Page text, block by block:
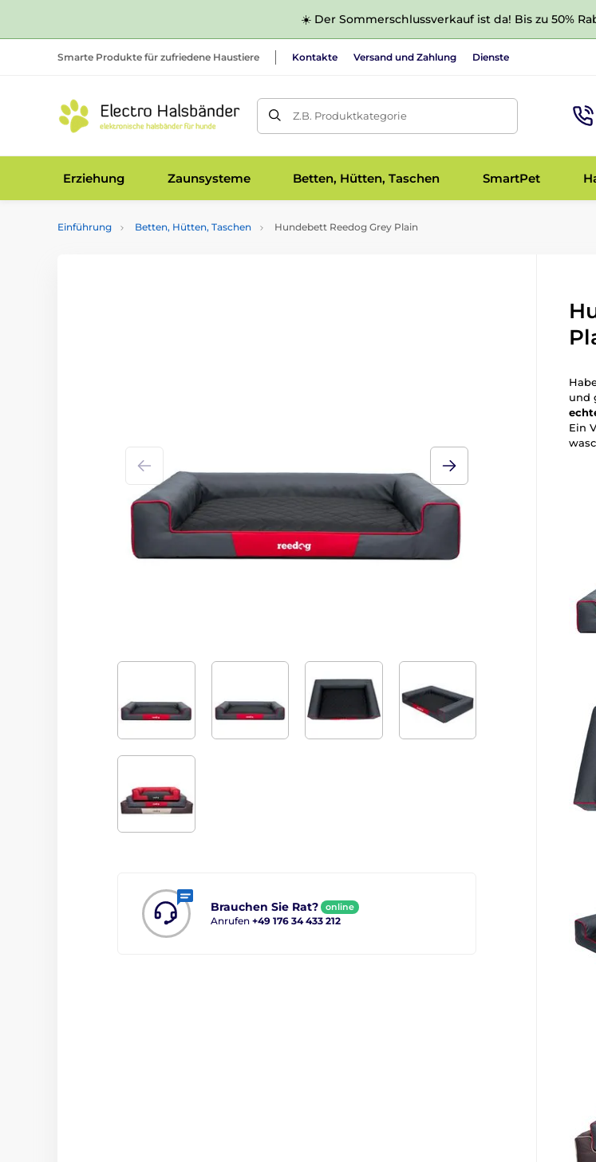
☀️ Der Sommerschlussverkauf ist da! Bis zu 50%
Smarte Produkte für zufriedene Haustiere Kontakte Versand und Zahlung Dienste
Z.B. Produktkategorie
Erziehung Zaunsysteme Betten, Hütten, Taschen SmartPet
Einführung Betten, Hütten, Taschen Hundebett Reedog Grey Plain
Brauchen Sie Rat? online
Anrufen +49 176 34 433 212
und
Ein